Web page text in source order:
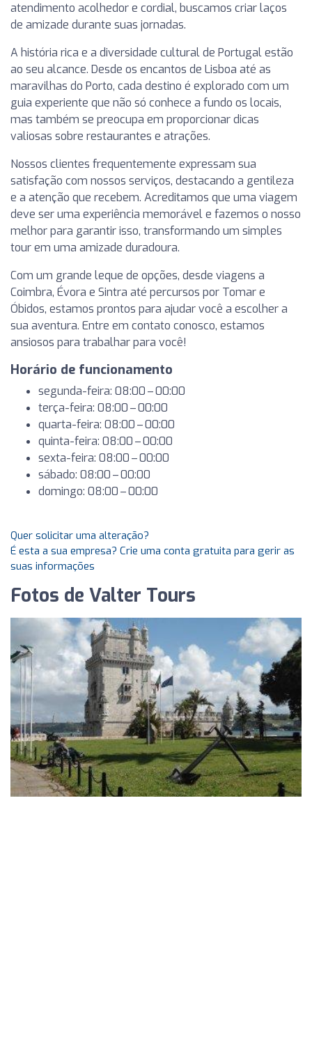
atendimento acolhedor e cordial, buscamos criar laços
de amizade durante suas jornadas.
A história rica e a diversidade cultural de Portugal estão
ao seu alcance. Desde os encantos de Lisboa até as
maravilhas do Porto, cada destino é explorado com um
guia experiente que não só conhece a fundo os locais,
mas também se preocupa em proporcionar dicas
valiosas sobre restaurantes e atrações.
Nossos clientes frequentemente expressam sua
satisfação com nossos serviços, destacando a gentileza
e a atenção que recebem. Acreditamos que uma viagem
deve ser uma experiência memorável e fazemos o nosso
melhor para garantir isso, transformando um simples
tour em uma amizade duradoura.
Com um grande leque de opções, desde viagens a
Coimbra, Évora e Sintra até percursos por Tomar e
Óbidos, estamos prontos para ajudar você a escolher a
sua aventura. Entre em contato conosco, estamos
ansiosos para trabalhar para você!
Horário de funcionamento
segunda-feira: 08:00 – 00:00
terça-feira: 08:00 – 00:00
quarta-feira: 08:00 – 00:00
quinta-feira: 08:00 – 00:00
sexta-feira: 08:00 – 00:00
sábado: 08:00 – 00:00
domingo: 08:00 – 00:00
Quer solicitar uma alteração?
É esta a sua empresa? Crie uma conta gratuita para gerir as
suas informações
Fotos de Valter Tours